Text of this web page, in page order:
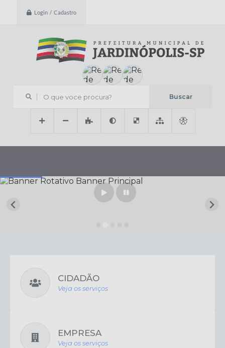
Login / Cadastro
O que voce procura?
CIDADÃO
Veja os serviços
EMPRESA
Veja os serviços